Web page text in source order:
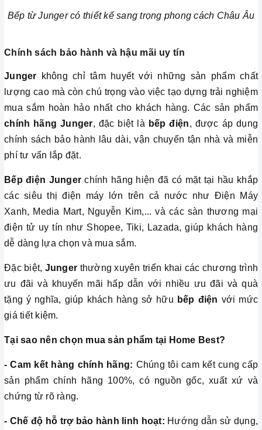
Bếp từ Junger có thiết kế sang trọng phong cách Châu Âu
Chính sách bảo hành và hậu mãi uy tín
Junger không chỉ tâm huyết với những sản phẩm chất
lượng cao mà còn chú trọng vào việc tạo dựng trải nghiệm
mua sắm hoàn hảo nhất cho khách hàng. Các sản phẩm
chính hãng Junger, đặc biệt là bếp điện, được áp dụng
chính sách bảo hành lâu dài, vận chuyển tận nhà và miễn
phí tư vấn lắp đặt.
Bếp điện Junger chính hãng hiện đã có mặt tại hầu khắp
các siêu thị điện máy lớn trên cả nước như Điện Máy
Xanh, Media Mart, Nguyễn Kim,... và các sàn thương mại
điện tử uy tín như Shopee, Tiki, Lazada, giúp khách hàng
dễ dàng lựa chọn và mua sắm.
Đặc biệt, Junger thường xuyên triển khai các chương trình
ưu đãi và khuyến mãi hấp dẫn với nhiều ưu đãi và quà
tặng ý nghĩa, giúp khách hàng sở hữu bếp điện với mức
giá tiết kiệm.
Tại sao nên chọn mua sản phẩm tại Home Best?
- Cam kết hàng chính hãng: Chúng tôi cam kết cung cấp
sản phẩm chính hãng 100%, có nguồn gốc, xuất xứ và
chứng từ rõ ràng.
- Chế độ hỗ trợ bảo hành linh hoạt: Hướng dẫn sử dụng,